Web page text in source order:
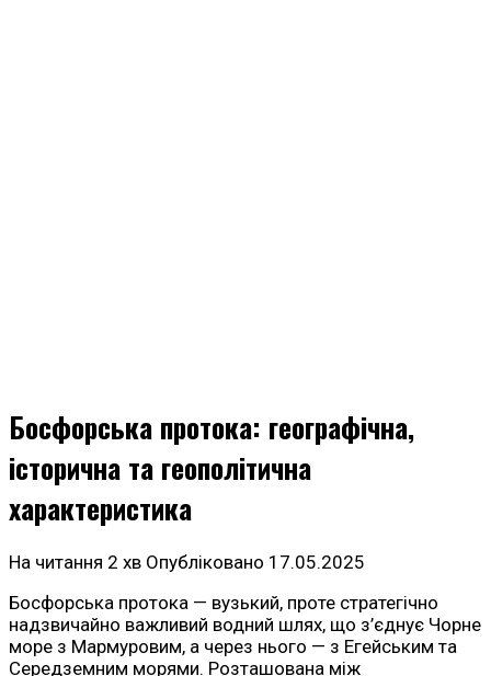
Босфорська протока: географічна,
історична та геополітична
характеристика
На читання 2 хв Опубліковано 17.05.2025
Босфорська протока — вузький, проте стратегічно
надзвичайно важливий водний шлях, що з’єднує Чорне
море з Мармуровим, а через нього — з Егейським та
Середземним морями. Розташована між